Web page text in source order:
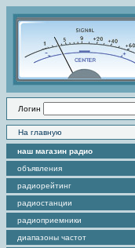
Логин
На главную
наш магазин радио
объявления
радиорейтинг
радиостанции
радиоприемники
диапазоны частот